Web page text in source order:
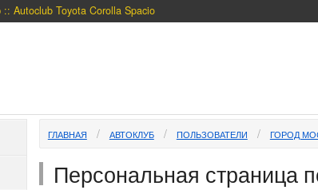
Autoclub Toyota Corolla Spacio
ГЛАВНАЯ АВТОКЛУБ ПОЛЬЗОВАТЕЛИ ГОРОД
Персональная страница